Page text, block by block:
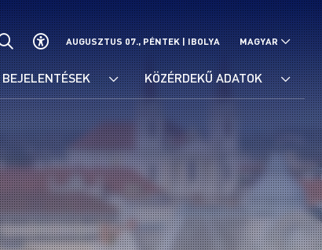
AUGUSZTUS 07., PÉNTEK |IBOLYA MAGYAR
KÖZÉRDEKŰ ADATOK